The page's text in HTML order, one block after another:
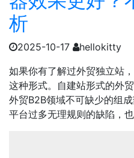
析
2025-10-17
hellokitty
如果你有了解过外贸独立站
这种形式。自建站形式的外
外贸B2B领域不可缺少的组
平台过多无理规则的缺陷，